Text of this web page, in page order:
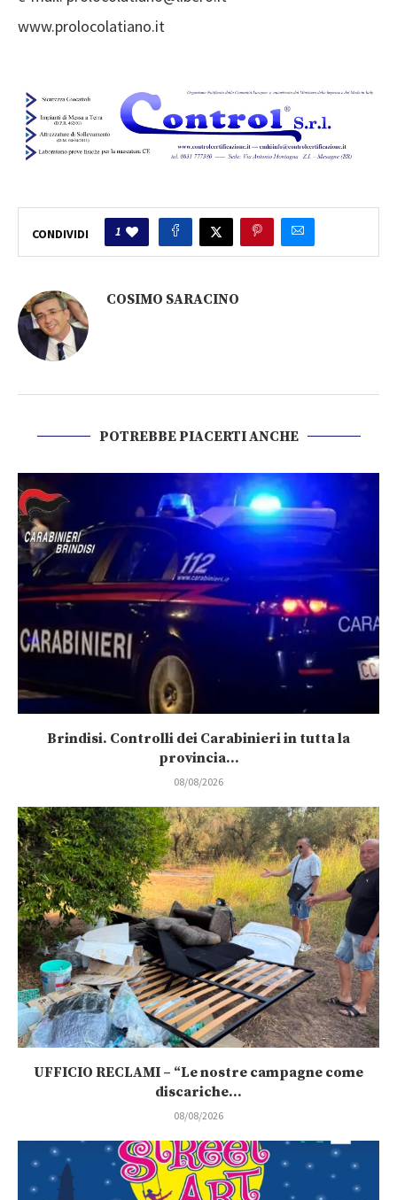
www.prolocolatiano.it
CONDIVIDI 1
COSIMO SARACINO
POTREBBE PIACERTI ANCHE
Brindisi. Controlli dei Carabinieri in tutta la
provincia...
08/08/2026
UFFICIO RECLAMI – “Le nostre campagne come
discariche...
08/08/2026